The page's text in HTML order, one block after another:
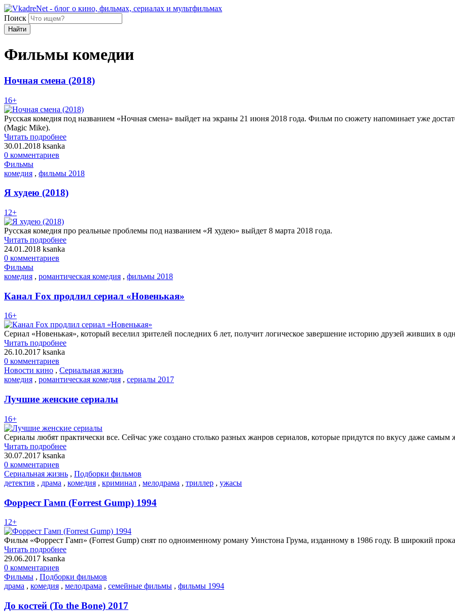
Поиск
Найти
Фильмы комедии
Ночная смена (2018)
16+
Русская комедия под названием «Ночная смена» выйдет на экраны 21 июня 2018 года. Фильм по сюжету напоминает уже
(Magic Mike).
Читать подробнее
30.01.2018 ksanka
0 комментариев
Фильмы
комедия , фильмы 2018
Я худею (2018)
12+
Русская комедия про реальные проблемы под названием «Я худею» выйдет 8 марта 2018 года.
Читать подробнее
24.01.2018 ksanka
0 комментариев
Фильмы
комедия , романтическая комедия , фильмы 2018
Канал Fox продлил сериал «Новенькая»
16+
Сериал «Новенькая», который веселил зрителей последних 6 лет, получит логическое завершение историю друзей живших в
Читать подробнее
26.10.2017 ksanka
0 комментариев
Новости кино , Сериальная жизнь
комедия , романтическая комедия , сериалы 2017
Лучшие женские сериалы
16+
Сериалы любят практически все. Сейчас уже создано столько разных жанров сериалов, которые придутся по вкусу даже
Читать подробнее
30.07.2017 ksanka
0 комментариев
Сериальная жизнь , Подборки фильмов
детектив , драма , комедия , криминал , мелодрама , триллер , ужасы
Форрест Гамп (Forrest Gump) 1994
12+
Фильм «Форрест Гамп» (Forrest Gump) снят по одноименному роману Уинстона Грума, изданному в 1986 году. В широкий
Читать подробнее
29.06.2017 ksanka
0 комментариев
Фильмы , Подборки фильмов
драма , комедия , мелодрама , семейные фильмы , фильмы 1994
До костей (To the Bone) 2017